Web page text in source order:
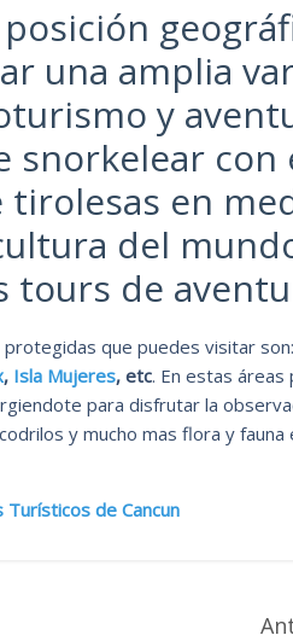
una amplia
y
snorkelear
en
del
tours de
que puedes visitar son:
, Isla Mujeres, etc. En estas
para disfrutar la
y mucho mas flora y fauna
de Cancun